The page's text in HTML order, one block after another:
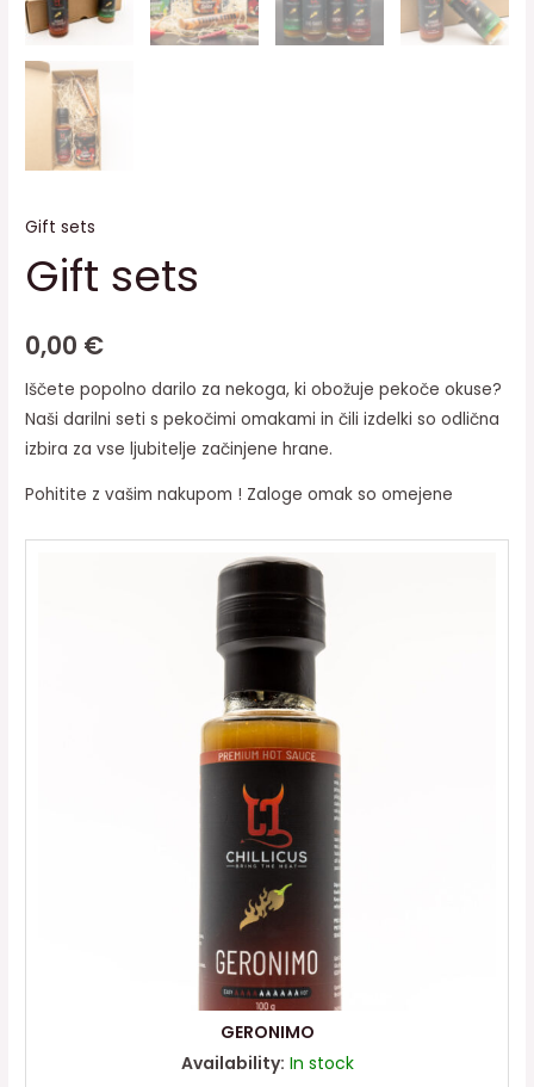
Gift sets
Gift sets
0,00 €
Iščete popolno darilo za nekoga, ki obožuje pekoče okuse?
Naši darilni seti s pekočimi omakami in čili izdelki so odlična
izbira za vse ljubitelje začinjene hrane.
Pohitite z vašim nakupom ! Zaloge omak so omejene
GERONIMO
Availability: In stock